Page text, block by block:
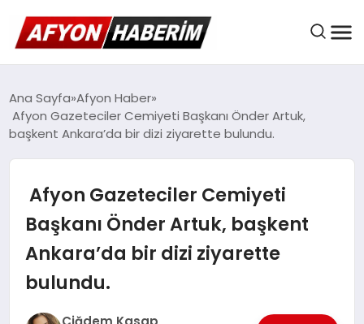
AFYON HABER
GÜNDEM
BELEDIYELER
EKONOMI
Ana Sayfa Afyon Haber
Afyon Gazeteciler Cemiyeti Başkanı Önder Artuk,
başkent Ankara’da bir dizi ziyarette bulundu.
Afyon Gazeteciler Cemiyeti
Başkanı Önder Artuk, başkent
Ankara’da bir dizi ziyarette
bulundu.